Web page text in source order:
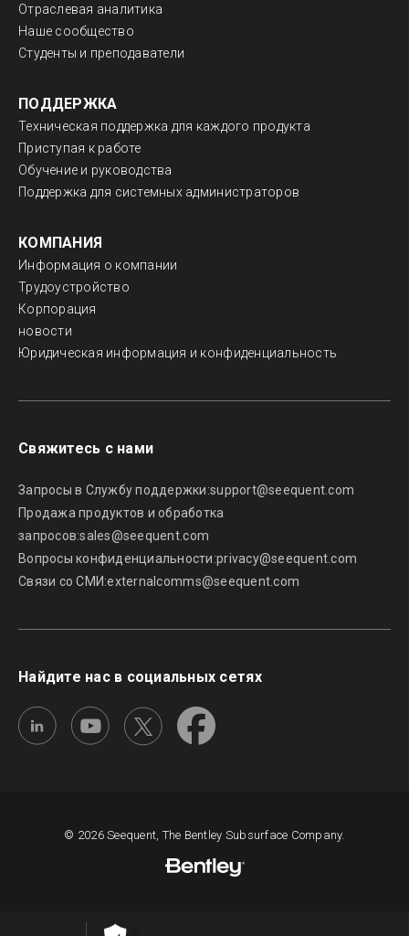
Отраслевая аналитика
Наше сообщество
Студенты и преподаватели
ПОДДЕРЖКА
Техническая поддержка для каждого продукта
Приступая к работе
Обучение и руководства
Поддержка для системных администраторов
КОМПАНИЯ
Информация о компании
Трудоустройство
Корпорация
новости
Юридическая информация и конфиденциальность
Свяжитесь с нами
Запросы в Службу поддержки:support@seequent.com
Продажа продуктов и обработка
запросов:sales@seequent.com
Вопросы конфиденциальности:privacy@seequent.com
Связи со СМИ:externalcomms@seequent.com
Найдите нас в социальных сетях
© 2026 Seequent, The Bentley Subsurface Company.